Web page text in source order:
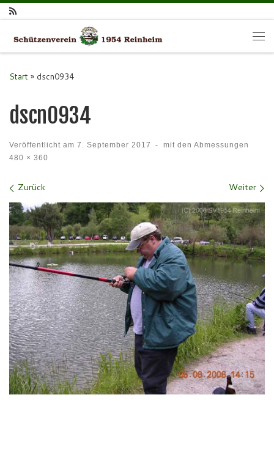
Zum Inhalt springen
Start » dscn0934
dscn0934
Veröffentlicht am 7. September 2017 -
mit den Abmessungen
480 × 360
Bilder Navigation
Zurück Weiter